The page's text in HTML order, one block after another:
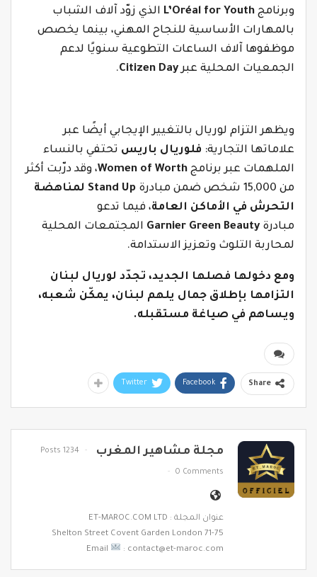
وبرنامج L’Oréal for Youth الذي زوّد آلاف الشباب
بالمهارات الأساسية للنجاح المهني، بينما يخصص
موظفوها آلاف الساعات التطوعية سنويًا لدعم
الجمعيات المحلية عبرCitizen Day
.
ويظهر التزام لوريال بالتغيير الإيجابي أيضًا عبر
علاماتها التجارية: فلوريال باريس تحتفي بالنساء
الملهمات عبر برنامج Women of Worth، وقد درّبت أكثر
من 15,000 شخص ضمن مبادرة
Stand Up لمناهضة
التحرش في الأماكن العامة، فيما تدعو
مبادرة Garnier Green Beauty المجتمعات المحلية
لمحاربة التلوث وتعزيز الاستدامة.
ومع دخولها فصلها الجديد، تجدّد لوريال لبنان
التزامها بإطلاق جمال يلهم لبنان، يمكّن شعبه،
ويساهم في صياغة مستقبله.
Share
Facebook
Twitter
مجلة مشاهير المغرب 1234 Posts
0 Comments
عنوان المجلة : ET-MAROC.COM LTD
71-75 Shelton Street Covent Garden London
Email
: contact@et-maroc.com